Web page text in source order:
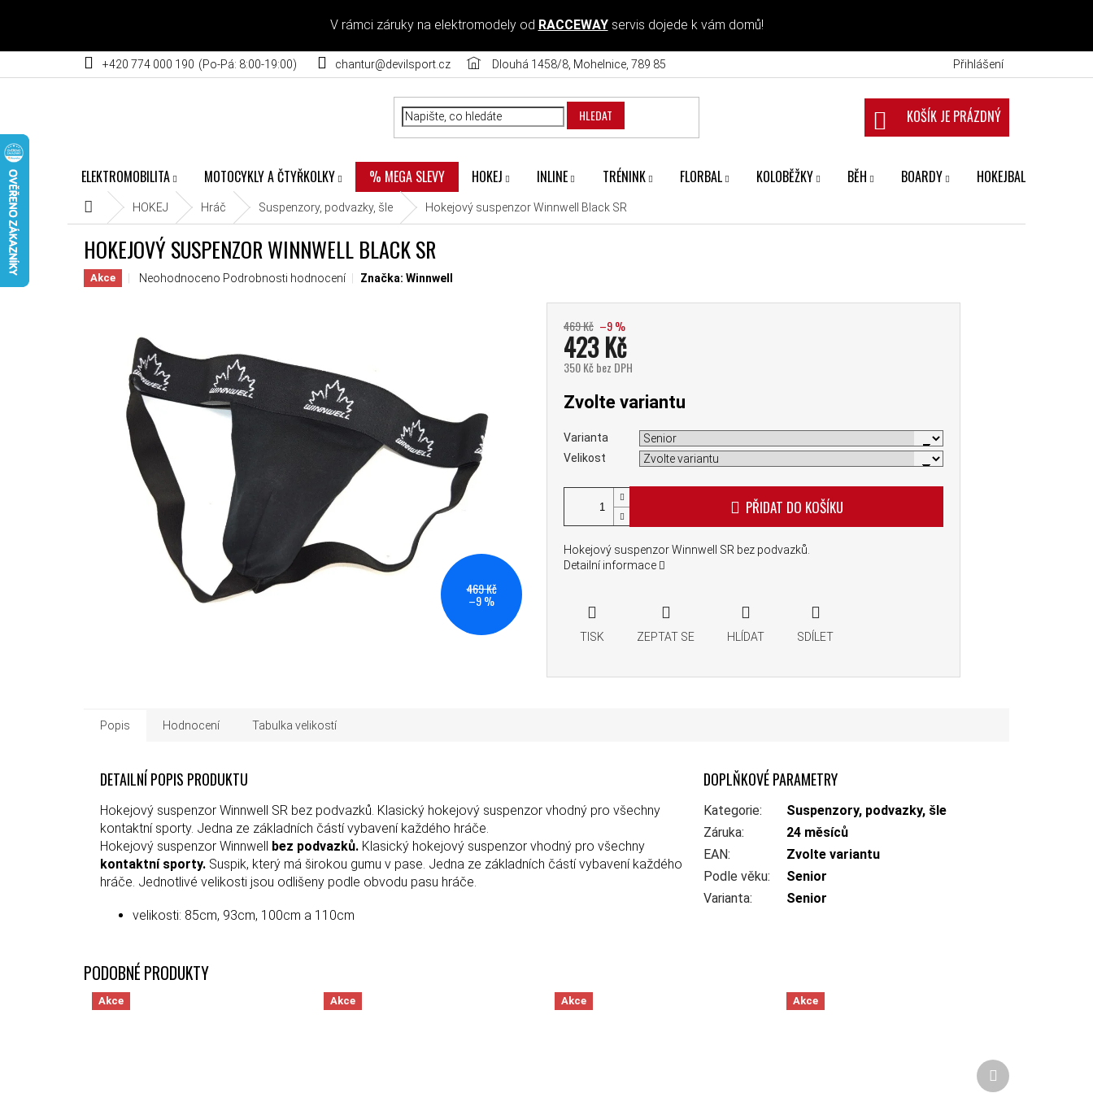
V rámci záruky na elektromodely od RACCEWAYservis dojede k vám domů!
+420 774 000 190 chantur@devilsport.cz Dlouhá 1458/8, Mohelnice, 789 85 Přihlášení
HLEDAT NÁKUPNÍ KOŠÍK
ELEKTROMOBILITA MOTOCYKLY A ČTYŘKOLKY % MEGA SLEVY HOKEJ INLINE TRÉNINK FLORBAL KOLOBĚŽKY BĚH BOARDY HOKEJBAL
Domů HOKEJ Hráč Suspenzory, podvazky, šle Hokejový suspenzor Winnwell Black SR
HOKEJOVÝ SUSPENZOR WINNWELL BLACK SR
Akce Průměrné hodnocení produktu je 0,0 z 5 hvězdiček.
Neohodnoceno Podrobnosti hodnocení Značka: Winnwell
469 Kč
–9 %
469 Kč –9 %
423 Kč
350 Kč bez DPH
Zvolte variantu
Varianta
Velikost
PŘIDAT DO KOŠÍKU
Hokejový suspenzor Winnwell SR bez podvazků.
Detailní informace
TISK ZEPTAT SE HLÍDAT SDÍLET
Popis Hodnocení Tabulka velikostí
DETAILNÍ POPIS PRODUKTU
Hokejový suspenzor Winnwell SR bez podvazků. Klasický hokejový suspenzor vhodný pro všechny
kontaktní sporty. Jedna ze základních částí vybavení každého hráče.
Hokejový suspenzor Winnwell bez podvazků. Klasický hokejový suspenzor vhodný pro všechny
kontaktní sporty. Suspik, který má širokou gumu v pase. Jedna ze základních částí vybavení každého
hráče. Jednotlivé velikosti jsou odlišeny podle obvodu pasu hráče.
velikosti: 85cm, 93cm, 100cm a 110cm
DOPLŇKOVÉ PARAMETRY
Kategorie:
Suspenzory, podvazky, šle
Záruka:
24 měsíců
EAN:
Zvolte variantu
Podle věku:
Senior
Varianta: Senior
Akce Akce Akce Akce
Další produkt